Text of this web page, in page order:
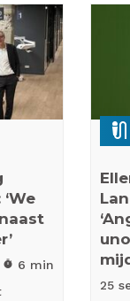
timer 6 min
mic_external_on
25